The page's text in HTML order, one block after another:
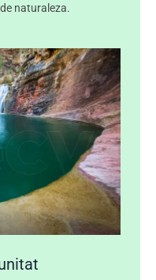
naturaleza.